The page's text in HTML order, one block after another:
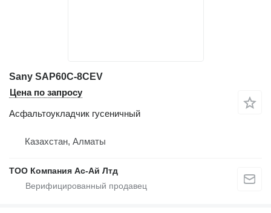
Sany SAP60C-8CEV
Цена по запросу
Асфальтоукладчик гусеничный
Казахстан, Алматы
ТОО Компания Ас-Ай Лтд